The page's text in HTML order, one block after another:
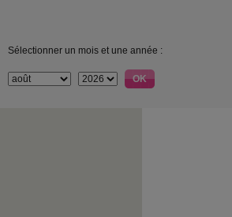
Sélectionner un mois et une année :